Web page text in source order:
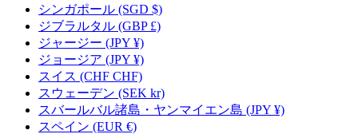
シンガポール (SGD $)
ジブラルタル (GBP £)
ジャージー (JPY ¥)
ジョージア (JPY ¥)
スイス (CHF CHF)
スウェーデン (SEK kr)
スバールバル諸島・ヤンマイエン島 (JPY ¥)
スペイン (EUR €)